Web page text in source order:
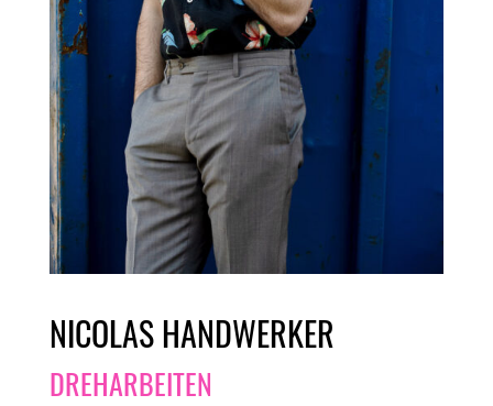
NICOLAS HANDWERKER
DREHARBEITEN